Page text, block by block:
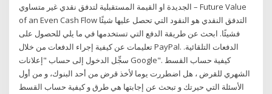
الجديدة او القيمة المستقبلية لتدفق نقدي غير متساوي – Future Value
of an Even Cash Flow التدفق النقدي هو النقود التي تحصل عليها شيئًا
فشيئًا. ابحث عن طريقة الدفع التي تستخدمها في ما يلي للحصول على
تعليمات عن كيفية إجراء الدفعات من خلال PayPal. الدفعات التلقائية.
سجِّل الدخول إلى حساب "إعلانات Google". كيفية حساب القسط
الشهري للقرض ، هل اضطررت يوما لأخذ قرض من أحد البنوك، و من أول
الأسئلة التي حيرتك و تبحث عن إجابتها هي طرق و كيفية حساب القسط